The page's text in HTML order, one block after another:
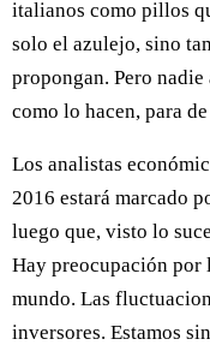
italianos como pillos
solo el azulejo, sino
propongan. Pero
como lo hacen, para
Los analistas
2016 estará marcado
luego que, visto lo
Hay preocupación por
mundo. Las
inversores. Estamos